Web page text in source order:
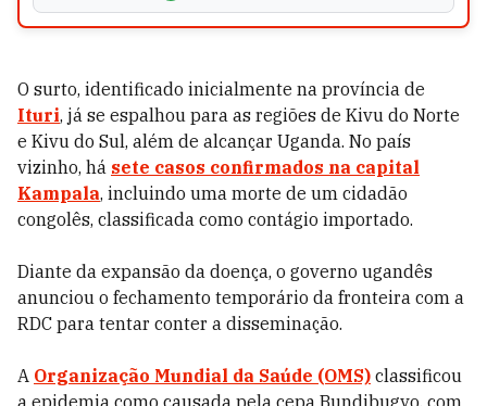
O surto, identificado inicialmente na província de
Ituri, já se espalhou para as regiões de Kivu do Norte
e Kivu do Sul, além de alcançar Uganda. No país
vizinho, há sete casos confirmados na capital
Kampala, incluindo uma morte de um cidadão
congolês, classificada como contágio importado.
Diante da expansão da doença, o governo ugandês
anunciou o fechamento temporário da fronteira com a
RDC para tentar conter a disseminação.
A Organização Mundial da Saúde (OMS) classificou
a epidemia como causada pela cepa Bundibugyo, com